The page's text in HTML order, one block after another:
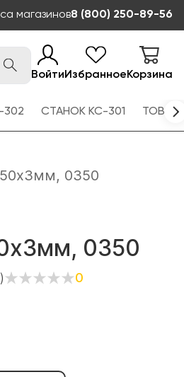
магазинов8 (800) 250-89-56
ВойтиИзбранноеКорзина
СТАНОК КС-301 ТОВАРЫ
0350
0350
0